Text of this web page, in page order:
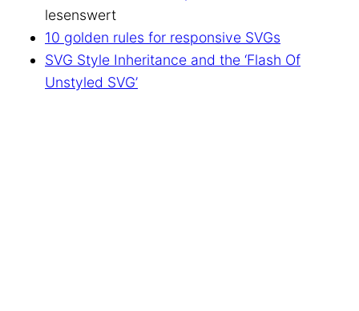
lesenswert
10 golden rules for responsive SVGs
SVG Style Inheritance and the ‘Flash Of
Unstyled SVG’